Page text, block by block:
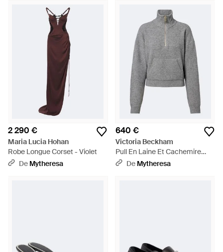
2 290 €
Maria Lucia Hohan
Robe Longue Corset - Violet
De Mytheresa
640 €
Victoria Beckham
Pull En Laine Et Cachemire
Melanges - Gris
De Mytheresa